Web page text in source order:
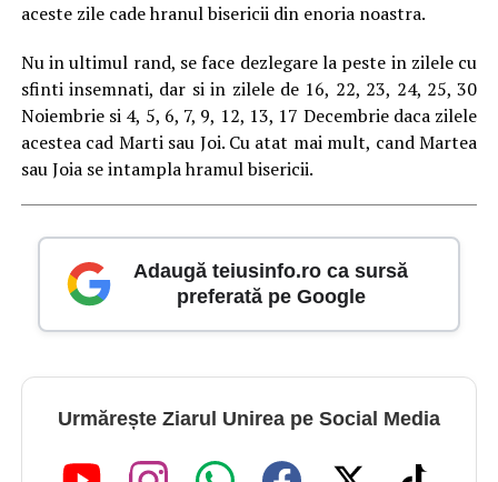
aceste zile cade hranul bisericii din enoria noastra.
Nu in ultimul rand, se face dezlegare la peste in zilele cu
sfinti insemnati, dar si in zilele de 16, 22, 23, 24, 25, 30
Noiembrie si 4, 5, 6, 7, 9, 12, 13, 17 Decembrie daca zilele
acestea cad Marti sau Joi. Cu atat mai mult, cand Martea
sau Joia se intampla hramul bisericii.
Adaugă teiusinfo.ro ca sursă
preferată pe Google
Urmărește Ziarul Unirea pe Social Media